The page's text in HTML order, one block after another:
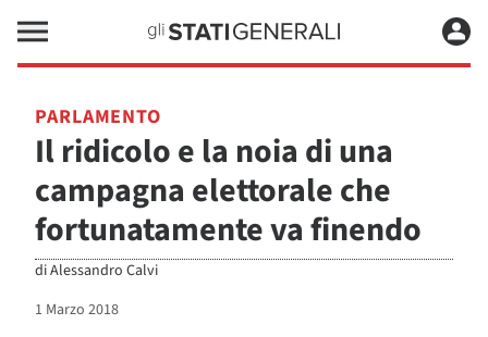
PARLAMENTO
Il ridicolo e la noia di una
campagna elettorale che
fortunatamente va finendo
diAlessandro Calvi
1 Marzo 2018